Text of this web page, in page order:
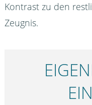
Kontrast zu den
Zeugnis.